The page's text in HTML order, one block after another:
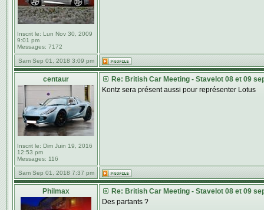
Inscrit le: Lun Nov 30, 2009
9:01 pm
Messages: 7172
Sam Sep 01, 2018 3:09 pm
centaur
Inscrit le: Dim Juin 19, 2016
12:53 pm
Messages: 116
Re: British Car Meeting - Stavelot 08 et 09
Kontz sera présent aussi pour représenter Lotus
Sam Sep 01, 2018 7:37 pm
Philmax
Re: British Car Meeting - Stavelot 08 et 09
Des partants ?